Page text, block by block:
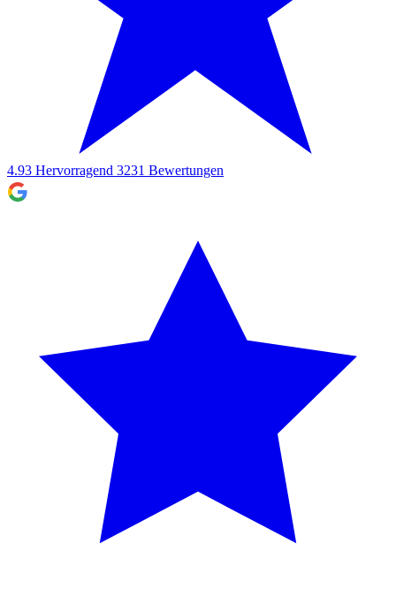
4.93 Hervorragend 3231 Bewertungen